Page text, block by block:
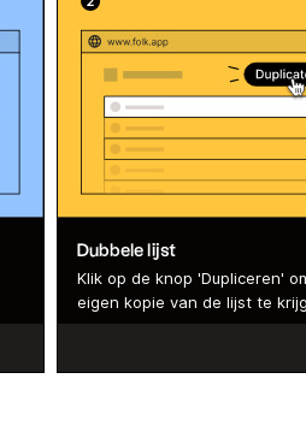
Dubbele lijst
Klik op de knop 'Dupliceren'
eigen kopie van de lijst te